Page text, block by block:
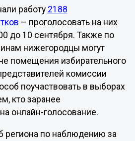
работу 2188
– проголосовать на них
до 10 сентября. Также по
нижегородцы могут
помещения избирательного
комиссии
поучаствовать в выборах
кто заранее
онлайн-голосование.
по наблюдению за